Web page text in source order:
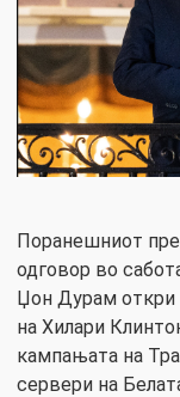
Поранешниот
одговор во
Џон Дурам откри
на Хилари
кампањата на
сервери на